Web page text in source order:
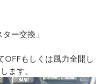
ー交換」
OFFもしくは風力全開し
ます。